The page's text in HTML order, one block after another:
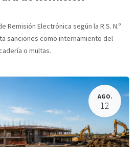
Remisión Electrónica según la R.S. N.º
sanciones como internamiento del
o multas.
AGO.
12